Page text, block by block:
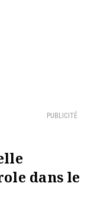
PUBLICITÉ
dans le